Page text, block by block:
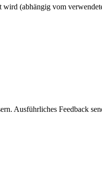
(abhängig vom
Ausführliches Feedback